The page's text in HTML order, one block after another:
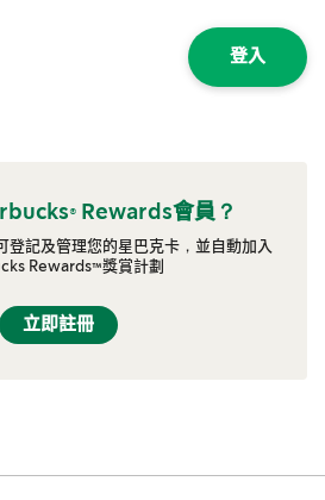
登入
Rewards會員？
登記及管理您的星巴克卡，並自動加入
Rewards™獎賞計劃
立即註冊